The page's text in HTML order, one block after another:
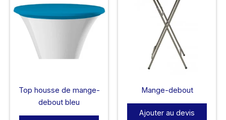
Top housse de mange-
debout bleu
Mange-debout
Ajouter au devis